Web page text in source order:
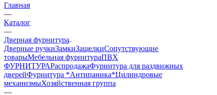
Главная
—
Каталог
—
Дверная фурнитура
Дверные ручкиЗамкиЗащелкиСопутствующие
товарыМебельная фурнитураПВХ
ФУРНИТУРАРаспродажаФурнитура для раздвижных
дверейФурнитура *Антипаника*Цилиндровые
механизмыХозяйственная группа
—